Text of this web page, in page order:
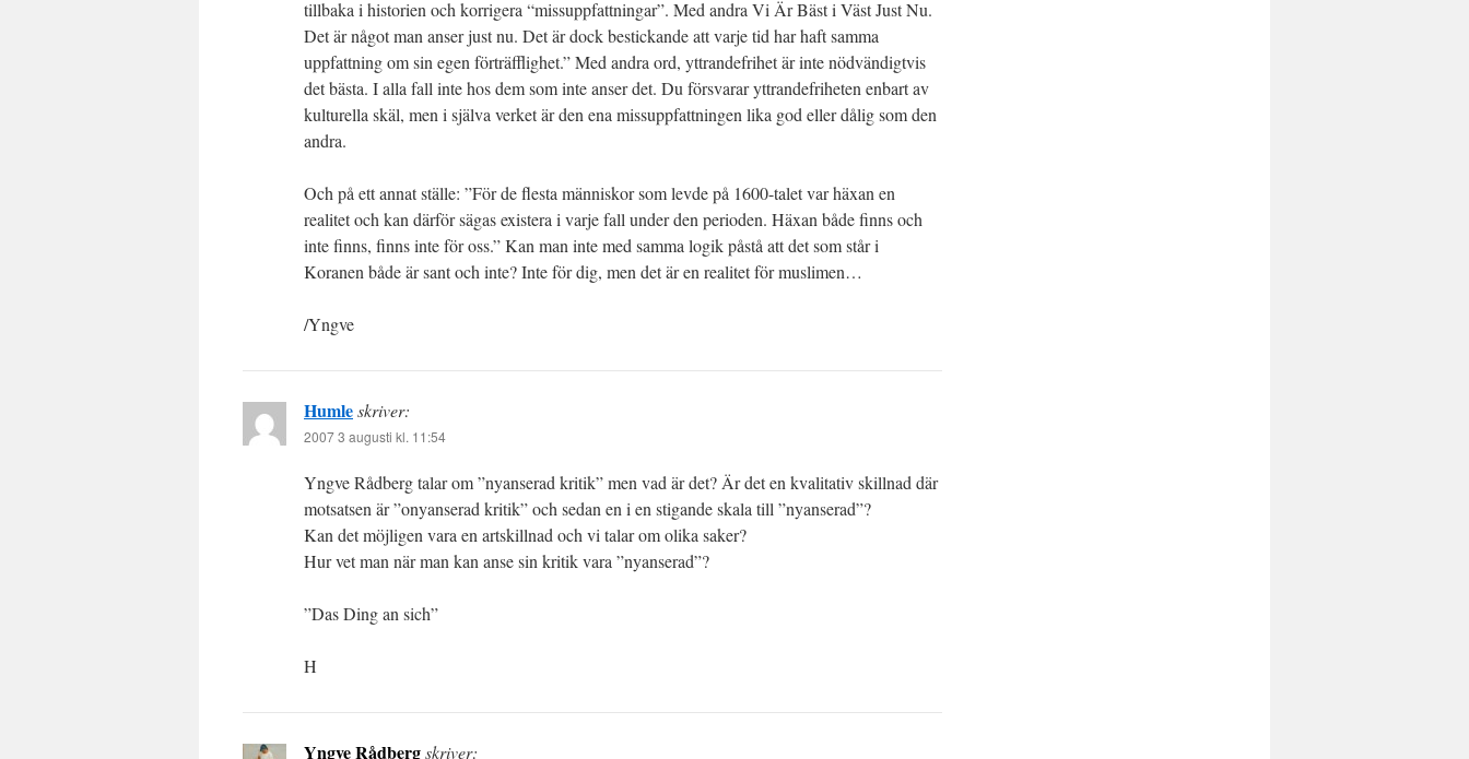
tillbaka i historien och korrigera “missuppfattningar”. Med andra Vi Är Bäst i Väst Just Nu.
Det är något man anser just nu. Det är dock bestickande att varje tid har haft samma
uppfattning om sin egen förträfflighet.” Med andra ord, yttrandefrihet är inte nödvändigtvis
det bästa. I alla fall inte hos dem som inte anser det. Du försvarar yttrandefriheten enbart av
kulturella skäl, men i själva verket är den ena missuppfattningen lika god eller dålig som den
andra.
Och på ett annat ställe: ”För de flesta människor som levde på 1600-talet var häxan en
realitet och kan därför sägas existera i varje fall under den perioden. Häxan både finns och
inte finns, finns inte för oss.” Kan man inte med samma logik påstå att det som står i
Koranen både är sant och inte? Inte för dig, men det är en realitet för muslimen…
/Yngve
Humleskriver:
2007 3 augusti kl. 11:54
Yngve Rådberg talar om ”nyanserad kritik” men vad är det? Är det en kvalitativ skillnad där
motsatsen är ”onyanserad kritik” och sedan en i en stigande skala till ”nyanserad”?
Kan det möjligen vara en artskillnad och vi talar om olika saker?
Hur vet man när man kan anse sin kritik vara ”nyanserad”?
”Das Ding an sich”
H
Yngve Rådbergskriver: